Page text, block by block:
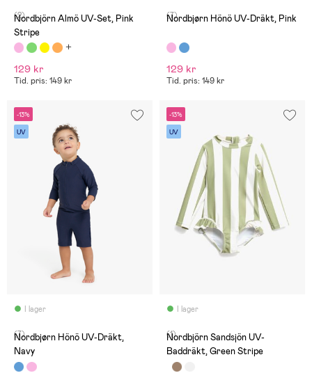
(2)
Nordbjörn Almö UV-Set, Pink
Stripe
129 kr
Tid. pris: 149 kr
(7)
Nordbjørn Hönö UV-Dräkt, Pink
129 kr
Tid. pris: 149 kr
-13%
UV
I lager
(7)
Nordbjørn Hönö UV-Dräkt,
Navy
-13%
UV
I lager
(1)
Nordbjörn Sandsjön UV-
Baddräkt, Green Stripe